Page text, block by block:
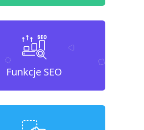
Funkcje SEO